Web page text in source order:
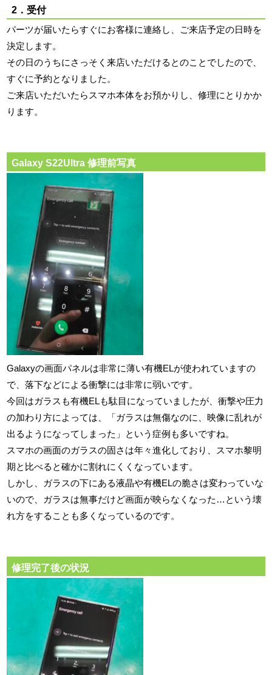
2．受付
パーツが届いたらすぐにお客様に連絡し、ご来店予定の日時を
決定します。
その日のうちにさっそく来店いただけるとのことでしたので、
すぐに予約となりました。
ご来店いただいたらスマホ本体をお預かりし、修理にとりかか
ります。
Galaxy S22Ultra 修理前写真
Galaxyの画面パネルは非常に薄い有機ELが使われていますの
で、落下などによる衝撃には非常に弱いです。
今回はガラスも有機ELも駄目になっていましたが、衝撃や圧力
の加わり方によっては、「ガラスは無傷なのに、映像に乱れが
出るようになってしまった」という症例も多いですね。
スマホの画面のガラスの固さは年々進化しており、スマホ黎明
期と比べると確かに割れにくくなっています。
しかし、ガラスの下にある液晶や有機ELの脆さは変わっていな
いので、ガラスは無事だけど画面が映らなくなった…という壊
れ方をすることも多くなっているのです。
修理完了後の状況